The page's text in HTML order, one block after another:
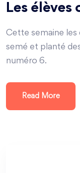
Les élèves
Cette semaine
semé et planté
numéro 6.
Read More